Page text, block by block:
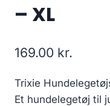
– XL
169.00 kr.
Trixie
Et hundelegetøj til